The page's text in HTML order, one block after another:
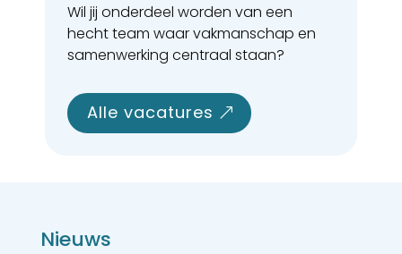
Wil jij onderdeel worden van een
hecht team waar vakmanschap en
samenwerking centraal staan?
alle vacatures
Nieuws